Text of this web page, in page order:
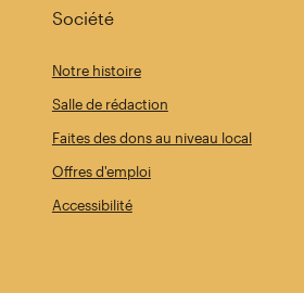
Société
Notre histoire
Salle de rédaction
Faites des dons au niveau local
Offres d'emploi
Accessibilité